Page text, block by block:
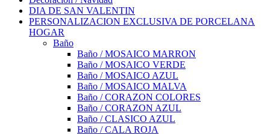
DIA DE SAN VALENTIN
PERSONALIZACION EXCLUSIVA DE PORCELANA
HOGAR
Baño
Baño / MOSAICO MARRON
Baño / MOSAICO VERDE
Baño / MOSAICO AZUL
Baño / MOSAICO MALVA
Baño / CORAZON COLORES
Baño / CORAZON AZUL
Baño / CLASICO AZUL
Baño / CALA ROJA